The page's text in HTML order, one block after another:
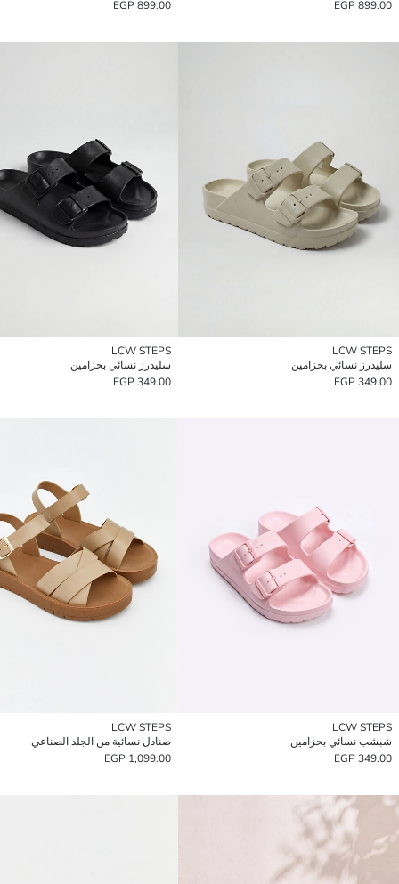
899.00 EGP
899.00 EGP
LCW STEPS
سليدرز نسائي بحزامين
349.00 EGP
LCW STEPS
سليدرز نسائي بحزامين
349.00 EGP
LCW STEPS
شبشب نسائي بحزامين
349.00 EGP
LCW STEPS
صنادل نسائية من الجلد الصناعي
1,099.00 EGP